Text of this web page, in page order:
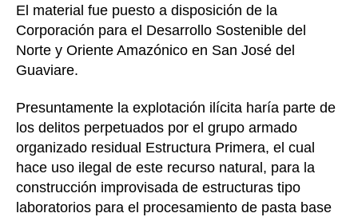
El material fue puesto a disposición de la
Corporación para el Desarrollo Sostenible del
Norte y Oriente Amazónico en San José del
Guaviare.
Presuntamente la explotación ilícita haría parte de
los delitos perpetuados por el grupo armado
organizado residual Estructura Primera, el cual
hace uso ilegal de este recurso natural, para la
construcción improvisada de estructuras tipo
laboratorios para el procesamiento de pasta base